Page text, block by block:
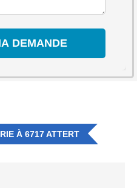
À 6717 ATTERT